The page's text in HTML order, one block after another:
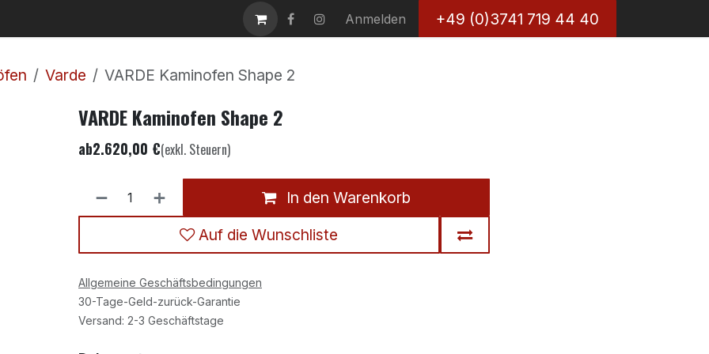
Anmelden +49 (0)3741 719 44 40
Varde VARDE Kaminofen Shape 2
VARDE Kaminofen Shape 2
ab2.620,00 €(exkl. Steuern)
In den Warenkorb
Auf die Wunschliste
Allgemeine Geschäftsbedingungen
30-Tage-Geld-zurück-Garantie
Versand: 2-3 Geschäftstage